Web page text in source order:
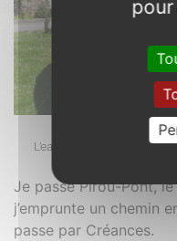
L’eau des douves est
Je passe Pirou-Pont,
j’emprunte un chemin
passe par Créances.